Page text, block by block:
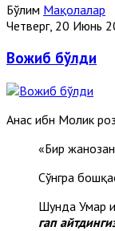
Бўлим Мақолалар
Четверг, 20 Июнь
Вожиб бўлди
Анас ибн Молик
«Бир
Сўнгра
Шунда Умар
гап